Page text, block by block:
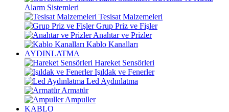
Alarm Sistemleri
Tesisat Malzemeleri
Grup Priz ve Fişler
Anahtar ve Prizler
Kablo Kanalları
AYDINLATMA
Hareket Sensörleri
Işıldak ve Fenerler
Led Aydınlatma
Armatür
Ampuller
KABLO